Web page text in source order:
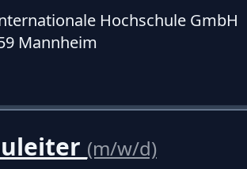
Hochschule GmbH
Mannheim
(m/w/d)